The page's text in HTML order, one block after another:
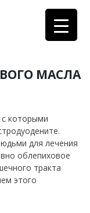
МАСЛА
которыми
для лечения
облепиховое
тракта
этого